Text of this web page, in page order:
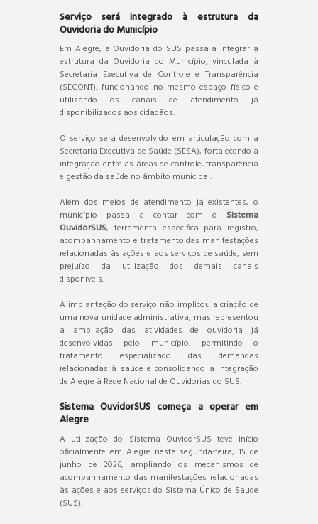
Serviço será integrado à estrutura da
Ouvidoria do Município
Em Alegre, a Ouvidoria do SUS passa a integrar a
estrutura da Ouvidoria do Município, vinculada à
Secretaria Executiva de Controle e Transparência
(SECONT), funcionando no mesmo espaço físico e
utilizando os canais de atendimento já
disponibilizados aos cidadãos.
O serviço será desenvolvido em articulação com a
Secretaria Executiva de Saúde (SESA), fortalecendo a
integração entre as áreas de controle, transparência
e gestão da saúde no âmbito municipal.
Além dos meios de atendimento já existentes, o
município passa a contar com o Sistema
OuvidorSUS, ferramenta específica para registro,
acompanhamento e tratamento das manifestações
relacionadas às ações e aos serviços de saúde, sem
prejuízo da utilização dos demais canais
disponíveis.
A implantação do serviço não implicou a criação de
uma nova unidade administrativa, mas representou
a ampliação das atividades de ouvidoria já
desenvolvidas pelo município, permitindo o
tratamento especializado das demandas
relacionadas à saúde e consolidando a integração
de Alegre à Rede Nacional de Ouvidorias do SUS.
Sistema OuvidorSUS começa a operar em
Alegre
A utilização do Sistema OuvidorSUS teve início
oficialmente em Alegre nesta segunda-feira, 15 de
junho de 2026, ampliando os mecanismos de
acompanhamento das manifestações relacionadas
às ações e aos serviços do Sistema Único de Saúde
(SUS).